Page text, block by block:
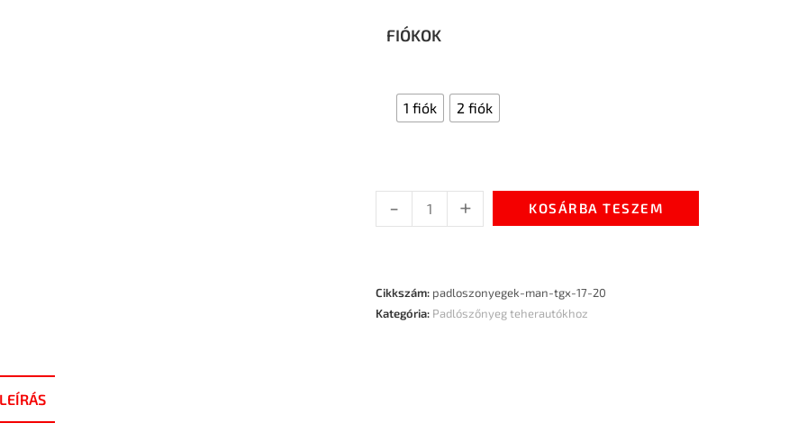
FIÓKOK
1 fiók 2 fiók
- + KOSÁRBA TESZEM
Cikkszám: padloszonyegek-man-tgx-17-20
Kategória: Padlószőnyeg teherautókhoz